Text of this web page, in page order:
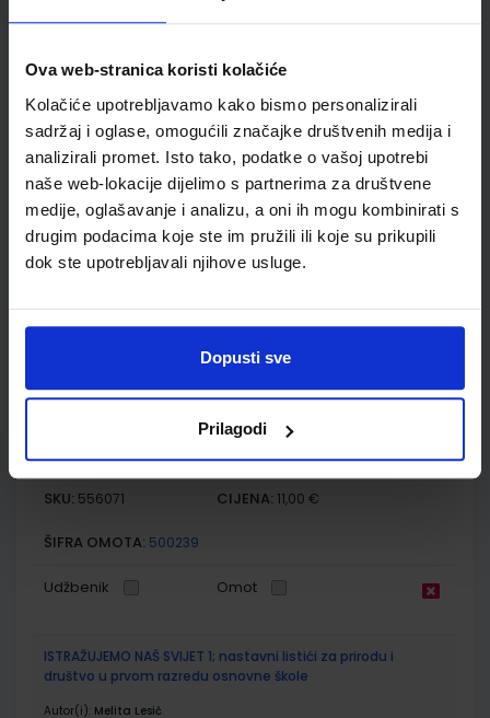
Ova web-stranica koristi kolačiće
Kolačiće upotrebljavamo kako bismo personalizirali
sadržaj i oglase, omogućili značajke društvenih medija i
analizirali promet. Isto tako, podatke o vašoj upotrebi
naše web-lokacije dijelimo s partnerima za društvene
medije, oglašavanje i analizu, a oni ih mogu kombinirati s
drugim podacima koje ste im pružili ili koje su prikupili
dok ste upotrebljavali njihove usluge.
Dopusti sve
Prilagodi
ISTRAŽUJEMO NAŠ SVIJET 1; udžbenik prirode i društva s
škole
Autor(i): Alena Letina Tamara Kisovar Ivanda Ivan De Zan
Nakladnik:ŠKOLSKA KNJIGA d.d. Registarski broj ministarstva:6151
SKU:556070 CIJENA:10,50 €
ŠIFRA OMOTA:500239
ISTRAŽUJEMO NAŠ SVIJET 1; radna bilježnica za prirodu i
ŠKOLSKA KNJIGA d.d. Registarski broj ministarstva:
DOM
SKU: 556071 CIJENA: 11,00 €
ŠIFRA OMOTA: 500239
Udžbenik Omot
ISTRAŽUJEMO NAŠ SVIJET 1; nastavni listići za prirodu i
društvo u prvom razredu osnovne škole
Autor(i): Melita Lesić